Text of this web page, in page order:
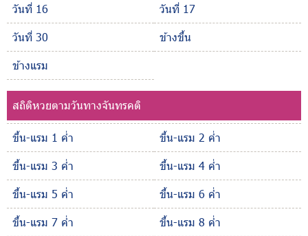
วันที่ 16
วันที่ 17
วันที่ 30
ข้างขึ้น
ข้างแรม
สถิติหวยตามวันทางจันทรคติ
ขึ้น-แรม 1 ค่ำ
ขึ้น-แรม 2 ค่ำ
ขึ้น-แรม 3 ค่ำ
ขึ้น-แรม 4 ค่ำ
ขึ้น-แรม 5 ค่ำ
ขึ้น-แรม 6 ค่ำ
ขึ้น-แรม 7 ค่ำ
ขึ้น-แรม 8 ค่ำ